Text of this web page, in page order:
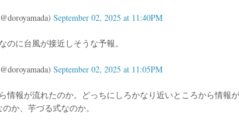
September 02, 2025 at 11:40PM
のに台風が接近しそうな予報。
September 02, 2025 at 11:05PM
情報が流れたのか。どっちにしろかなり近いところから情報
か、芋づる式なのか。